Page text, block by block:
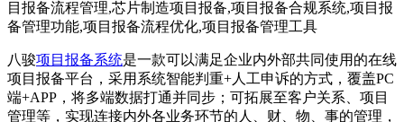
八骏项目报备系统是一款可以满足企业内外部共同使用的在线
项目报备平台，采用系统智能判重+人工申诉的方式，覆盖PC
端+APP，将多端数据打通并同步；可拓展至客户关系、项目
管理等，实现连接内外各业务环节的人、财、物、事的管理，